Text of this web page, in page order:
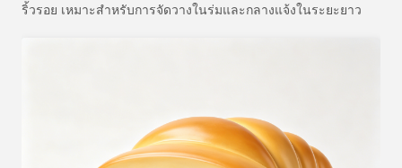
ริ้วรอย เหมาะสำหรับการจัดวางในร่มและกลางแจ้งในระยะยาว